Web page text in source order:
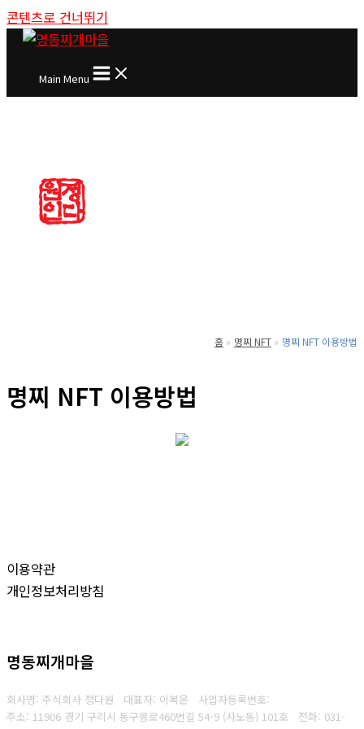
콘텐츠로 건너뛰기
Main Menu
홈 명찌 NFT 명찌 NFT 이용방법
명찌 NFT 이용방법
이용약관
개인정보처리방침
명동찌개마을
회사명: 주식회사 정다원 대표자: 이복운 사업자등록번호:
주소: 11906 경기 구리시 동구릉로460번길 54-9 (사노동) 101호 전화: 031-